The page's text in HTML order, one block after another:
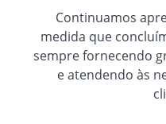
Continuamos
medida que
sempre fornecendo
e atendendo às